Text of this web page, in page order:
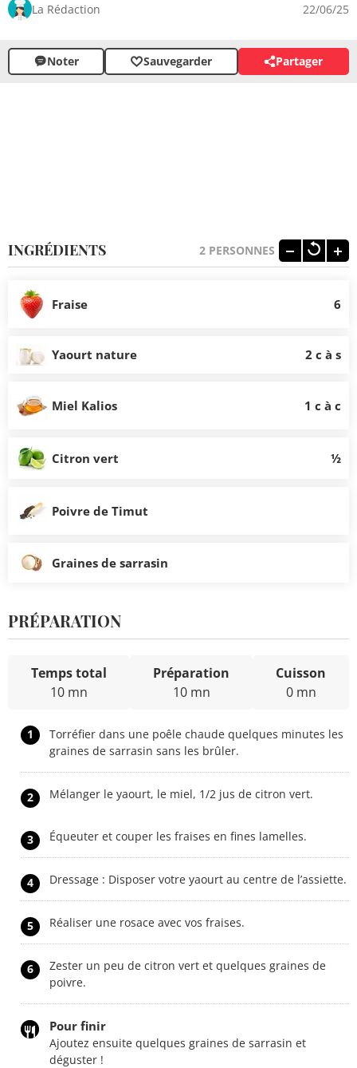
La Rédaction 22/06/25
Noter Sauvegarder Partager
INGRÉDIENTS 2 PERSONNES
Fraise 6
Yaourt nature 2 c à s
Miel Kalios 1 c à c
Citron vert ½
Poivre de Timut
Graines de sarrasin
PRÉPARATION
Temps total
10 mn
Préparation
10 mn
Cuisson
0 mn
1
Torréfier dans une poêle chaude quelques minutes les
graines de sarrasin sans les brûler.
2 Mélanger le yaourt, le miel, 1/2 jus de citron vert.
3 Équeuter et couper les fraises en fines lamelles.
4 Dressage : Disposer votre yaourt au centre de l’assiette.
5 Réaliser une rosace avec vos fraises.
6
Zester un peu de citron vert et quelques graines de
poivre.
Pour finir
Ajoutez ensuite quelques graines de sarrasin et
déguster !